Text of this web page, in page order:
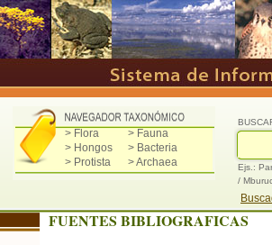
> Flora
> Fauna
> Hongos
> Bacteria
> Protista
> Archaea
Ejs.:
/
FUENTES BIBLIOGRAFICAS